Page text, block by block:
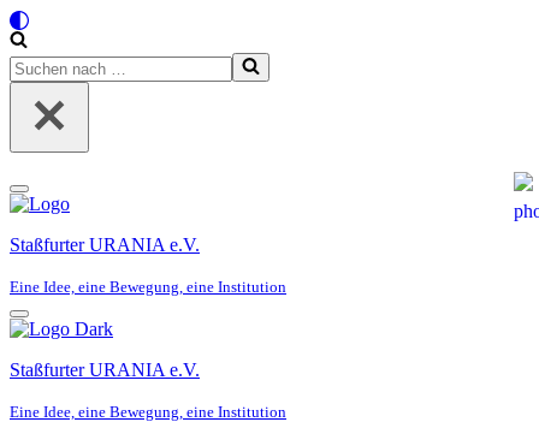
Suchen
nach …
Navigationsmenü
Staßfurter URANIA e.V.
Eine Idee, eine Bewegung, eine Institution
Navigationsmenü
Staßfurter URANIA e.V.
Eine Idee, eine Bewegung, eine Institution